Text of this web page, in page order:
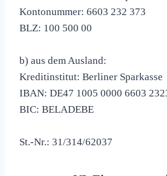
Kontonummer: 6603 232 373
BLZ: 100 500 00
b) aus dem Ausland:
Kreditinstitut: Berliner Sparkasse
IBAN: DE47 1005 0000 6603
BIC: BELADEBE
St.-Nr.: 31/314/62037